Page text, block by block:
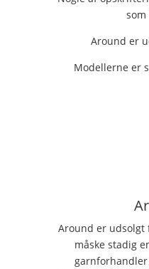
som
Around er
Modellerne er
Around er udsolgt
måske stadig